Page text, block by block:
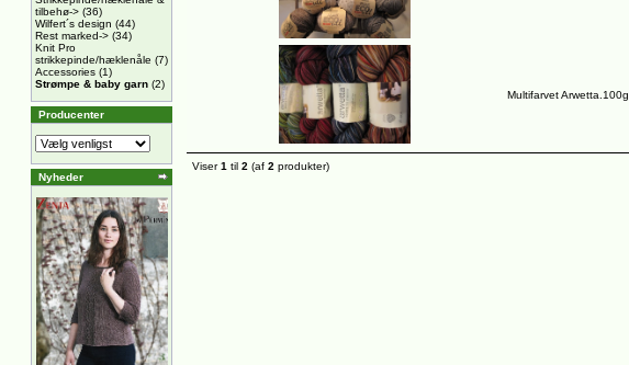
tilbehø-> (36)
Wilfert´s design (44)
Rest marked-> (34)
Knit Pro
strikkepinde/hæklenåle (7)
Accessories (1)
Strømpe & baby garn (2)
Producenter
Nyheder
Multifarvet Arwetta.100g
Viser1 til 2 (af 2 produkter)